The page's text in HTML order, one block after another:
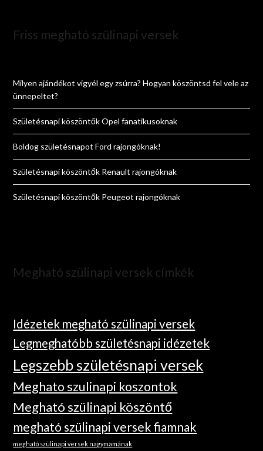
Friss megható szülinapi versek
Milyen ajándékot vigyél egy zsúrra? Hogyan köszöntsd fel vele az
ünnepeltet?
Születésnapi köszöntők Opel fanatikusoknak
Boldog születésnapot Ford rajongóknak!
Születésnapi köszöntők Renault rajongóknak
Születésnapi köszöntők Peugeot rajongóknak
Megható szülinapi versek címkék
Idézetek megható szülinapi versek
Legmeghatóbb születésnapi idézetek
Legszebb születésnapi versek
Meghato szulinapi koszontok
Megható szülinapi köszöntő
megható szülinapi versek fiamnak
megható szülinapi versek nagymamának